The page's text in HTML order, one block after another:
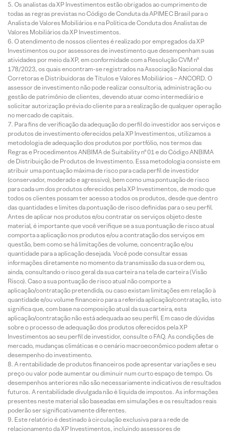
Os analistas da XP Investimentos estão obrigados ao cumprimento de
todas as regras previstas no Código de Conduta da APIMEC Brasil para o
Analista de Valores Mobiliários e na Política de Conduta dos Analistas de
Valores Mobiliários da XP Investimentos.
O atendimento de nossos clientes é realizado por empregados da XP
Investimentos ou por assessores de investimento que desempenham suas
atividades por meio da XP, em conformidade com a Resolução CVM nº
178/2023, os quais encontram-se registrados na Associação Nacional das
Corretoras e Distribuidoras de Títulos e Valores Mobiliários – ANCORD. O
assessor de investimento não pode realizar consultoria, administração ou
gestão de patrimônio de clientes, devendo atuar como intermediário e
solicitar autorização prévia do cliente para a realização de qualquer operação
no mercado de capitais.
Para fins de verificação da adequação do perfil do investidor aos serviços e
produtos de investimento oferecidos pela XP Investimentos, utilizamos a
metodologia de adequação dos produtos por portfólio, nos termos das
Regras e Procedimentos ANBIMA de Suitability nº 01 e do Código ANBIMA
de Distribuição de Produtos de Investimento. Essa metodologia consiste em
atribuir uma pontuação máxima de risco para cada perfil de investidor
(conservador, moderado e agressivo), bem como uma pontuação de risco
para cada um dos produtos oferecidos pela XP Investimentos, de modo que
todos os clientes possam ter acesso a todos os produtos, desde que dentro
das quantidades e limites da pontuação de risco definidas para o seu perfil.
Antes de aplicar nos produtos e/ou contratar os serviços objeto deste
material, é importante que você verifique se a sua pontuação de risco atual
comporta a aplicação nos produtos e/ou a contratação dos serviços em
questão, bem como se há limitações de volume, concentração e/ou
quantidade para a aplicação desejada. Você pode consultar essas
informações diretamente no momento da transmissão da sua ordem ou,
ainda, consultando o risco geral da sua carteira na tela de carteira (Visão
Risco). Caso a sua pontuação de risco atual não comporte a
aplicação/contratação pretendida, ou caso existam limitações em relação à
quantidade e/ou volume financeiro para a referida aplicação/contratação, isto
significa que, com base na composição atual da sua carteira, esta
aplicação/contratação não está adequada ao seu perfil. Em caso de dúvidas
sobre o processo de adequação dos produtos oferecidos pela XP
Investimentos ao seu perfil de investidor, consulte o FAQ. As condições de
mercado, mudanças climáticas e o cenário macroeconômico podem afetar o
desempenho do investimento.
A rentabilidade de produtos financeiros pode apresentar variações e seu
preço ou valor pode aumentar ou diminuir num curto espaço de tempo. Os
desempenhos anteriores não são necessariamente indicativos de resultados
futuros. A rentabilidade divulgada não é líquida de impostos. As informações
presentes neste material são baseadas em simulações e os resultados reais
poderão ser significativamente diferentes.
Este relatório é destinado à circulação exclusiva para a rede de
relacionamento da XP Investimentos, incluindo assessores de